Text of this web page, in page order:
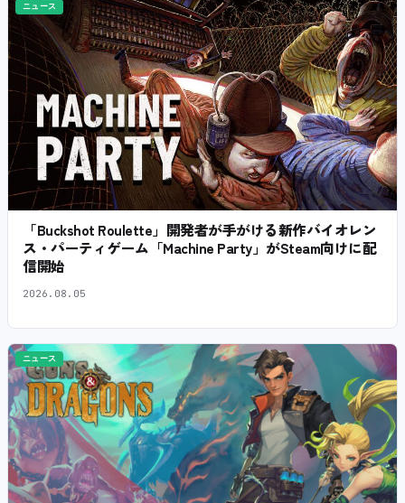
ニュース
「Buckshot Roulette」開発者が手がける新作バイオレン
ス・パーティゲーム「Machine Party」がSteam向けに配
信開始
2026.08.05
ニュース